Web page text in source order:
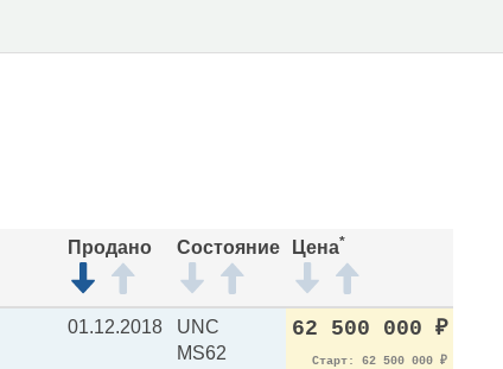
Продано Состояние Цена*
01.12.2018
UNC
MS62
62 500 000 ₽
Старт: 62 500 000 ₽